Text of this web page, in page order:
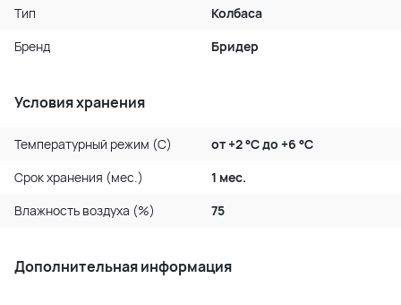
Тип
Колбаса
Бренд
Бридер
Условия хранения
Температурный режим (C)
от +2 °С до +6 °С
Срок хранения (мес.)
1 мес.
Влажность воздуха (%)
75
Дополнительная информация